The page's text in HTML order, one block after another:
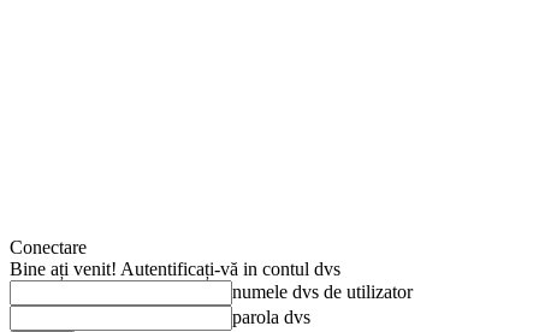
Conectare
Bine ați venit! Autentificați-vă in contul dvs
numele dvs de utilizator
parola dvs